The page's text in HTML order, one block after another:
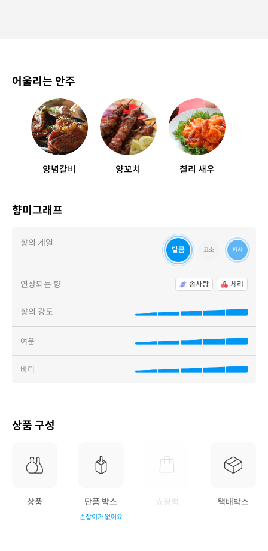
어울리는 안주
양념갈비 양꼬치 칠리 새우
향미그래프
향의 계열
달콤 고소 화사
연상되는 향 솜사탕 체리
향의 강도
여운
바디
상품 구성
상품 단품 박스
손잡이가 없어요
쇼핑백 택배박스